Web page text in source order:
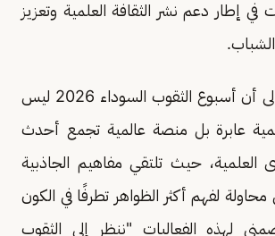
في إطار دعم نشر الثقافة العلمية وتعزيز
ويخلص الحدث إلى أن أسبوع الثقوب السوداء 2026 ليس
عابرة بل منصة عالمية تجمع أحدث
العلمية، حيث تلتقي مفاهيم الجاذبية
محاولة لفهم أكثر الظواهر تطرفًا في الكون
لهذه الفعاليات "ننظر إلى الثقوب